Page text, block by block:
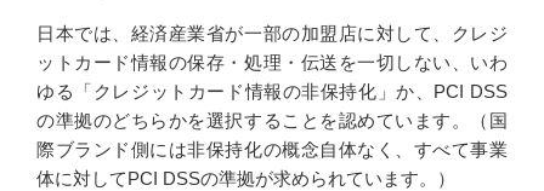
日本では、経済産業省が一部の加盟店に対して、クレジ
ットカード情報の保存・処理・伝送を一切しない、いわ
ゆる「クレジットカード情報の非保持化」か、PCI DSS
の準拠のどちらかを選択することを認めています。（国
際ブランド側には非保持化の概念自体なく、すべて事業
体に対してPCI DSSの準拠が求められています。）